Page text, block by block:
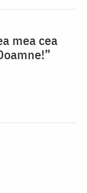
mea cea